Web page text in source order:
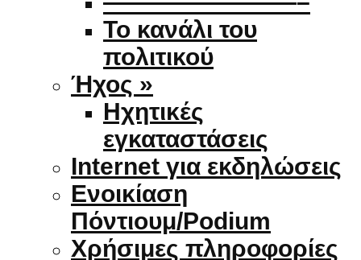
Το κανάλι του
πολιτικού
Ήχος »
Ηχητικές
εγκαταστάσεις
Internet για εκδηλώσεις
Ενοικίαση
Πόντιουμ/Podium
Χρήσιμες πληροφορίες